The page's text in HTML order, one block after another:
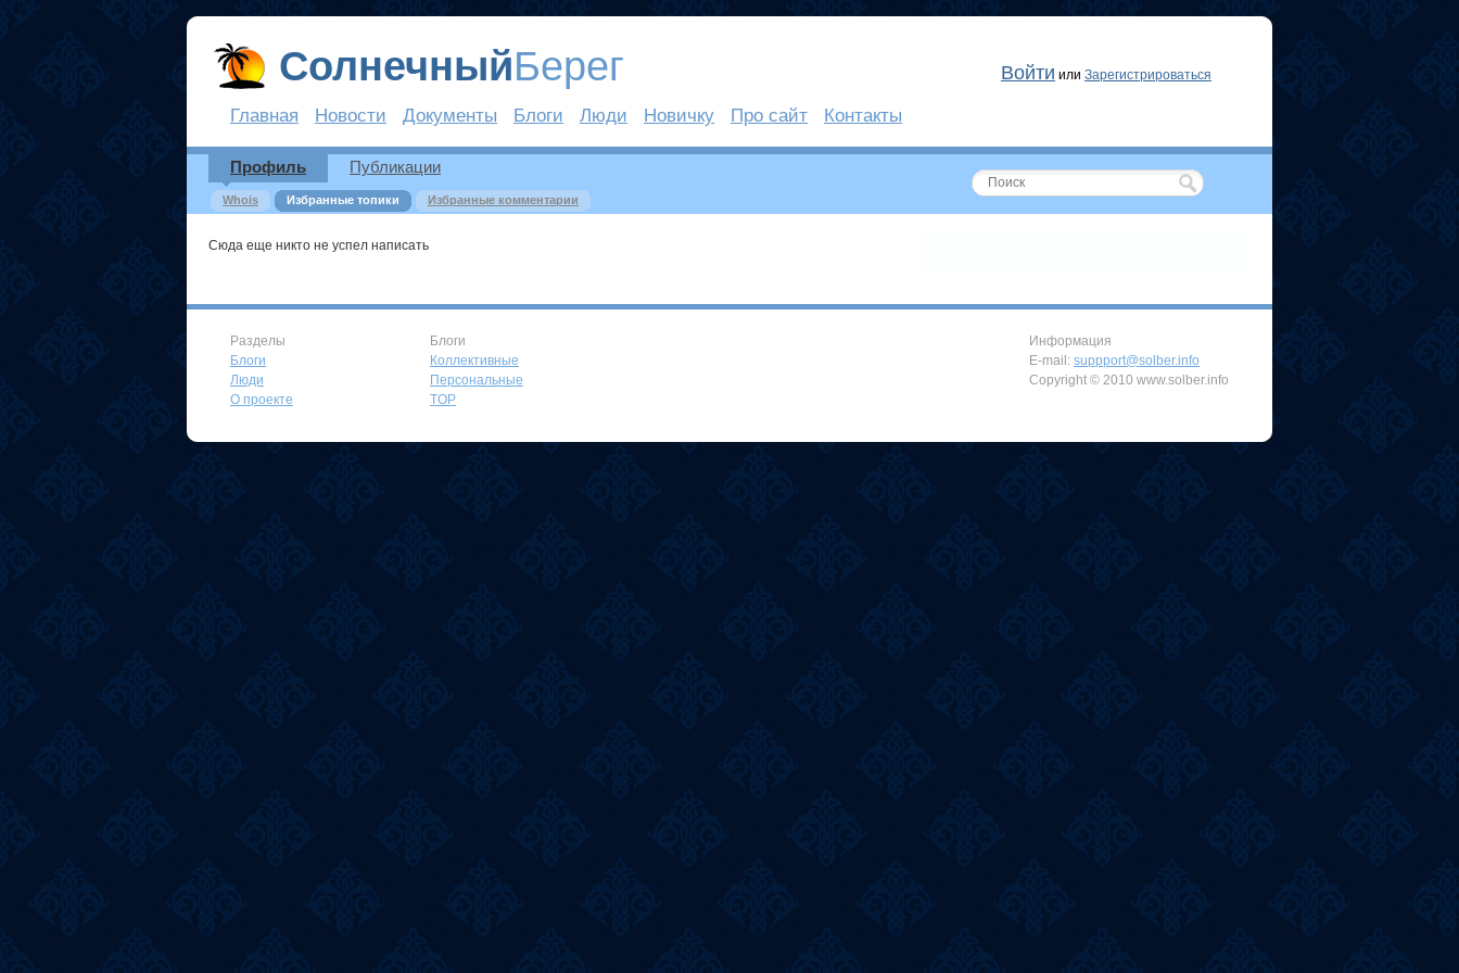
СолнечныйБерег Войти или Зарегистрироваться
Главная Новости Документы Блоги Люди Новичку Про сайт Контакты
Профиль
Whois Избранные топики Избранные комментарии
Публикации
Сюда еще никто не успел написать
Информация
E-mail: suppport@solber.info
Copyright © 2010 www.solber.info
Разделы
Блоги
Люди
О проекте
Блоги
Коллективные
Персональные
TOP